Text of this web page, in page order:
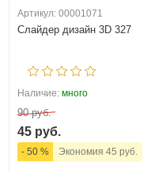
Артикул: 00001071
Слайдер дизайн 3D 327
Наличие: много
90 руб.
45 руб.
- 50 % Экономия 45 руб.